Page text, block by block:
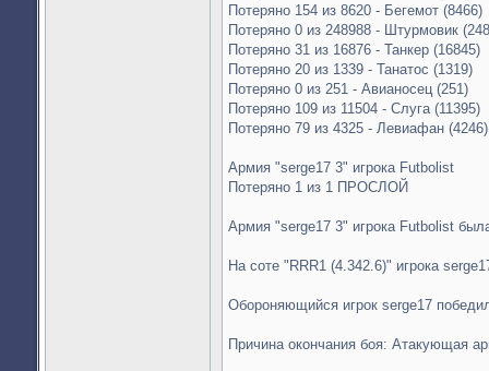
Потеряно 154 из 8620 - Бегемот (8466)
Потеряно 0 из 248988 - Штурмовик
Потеряно 31 из 16876 - Танкер (16845)
Потеряно 20 из 1339 - Танатос (1319)
Потеряно 0 из 251 - Авианосец (251)
Потеряно 109 из 11504 - Слуга (11395)
Потеряно 79 из 4325 - Левиафан (4246)
Армия "serge17 3" игрока Futbolist
Потеряно 1 из 1 ПРОСЛОЙ
Армия "serge17 3" игрока Futbolist
На соте "RRR1 (4.342.6)" игрока
Обороняющийся игрок serge17
Причина окончания боя: Атакующая